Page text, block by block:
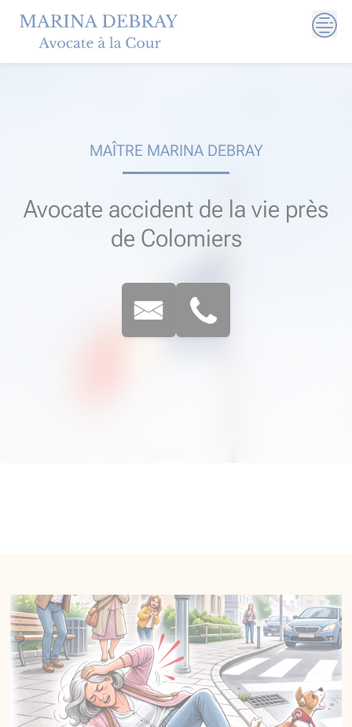
content
MAÎTRE MARINA DEBRAY
Avocate accident de la vie près
de Colomiers